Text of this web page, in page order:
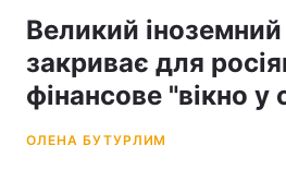
Великий
закриває для
фінансове "вікно у
ОЛЕНА БУТУРЛИМ